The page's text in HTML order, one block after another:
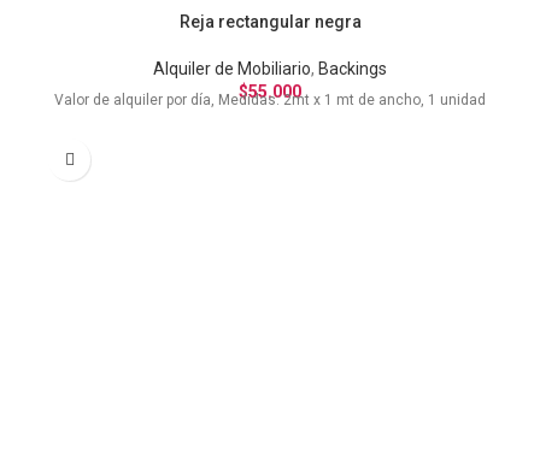
Reja rectangular negra
Alquiler de Mobiliario, Backings
$55.000
Valor de alquiler por día, Medidas: 2mt x 1 mt de ancho, 1 unidad